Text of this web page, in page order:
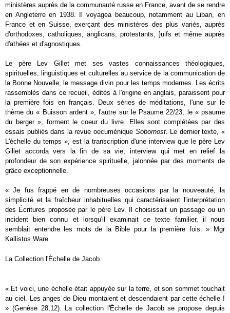
ministères auprès de la communauté russe en France, avant de se rendre
en Angleterre en 1938. Il voyagea beaucoup, notamment au Liban, en
France et en Suisse, exerçant des ministères des plus variés, auprès
d'orthodoxes, catholiques, anglicans, protestants, }uifs et même auprès
d'athées et d'agnostiques.
Le père Lev Gillet met ses vastes connaissances théologiques,
spirituelles, linguistiques et culturelles au service de la communication de
la Bonne Nouvelle, le message divin pour les temps modernes. Les écrits
rassemblés dans ce recueil, édités à l'origine en anglais, paraissent pour
la première fois en français. Deux séries de méditations, l'une sur le
thème du « Buisson ardent », l'autre sur le Psaume 22/23, le « psaume
du berger », forment le coeur du livre. Elles sont complétées par des
essais publiés dans la revue oecuménique Sobornost. Le dernier texte, «
L'échelle du temps », est la transcription d'une interview que le père Lev
Gillet accorda vers la fin de sa vie, interview qui met en relief la
profondeur de son expérience spirituelle, jalonnée par des moments de
grâce exceptionnelle.
« Je fus frappé en de nombreuses occasions par la nouveauté, la
simplicité et la fraîcheur inhabituelles qui caractérisaient l'interprétation
des Écritures proposée par le père Lev. Il choisissait un passage ou un
incident bien connu et lorsqu'il examinait ce texte familier, il nous
semblait entendre les mots de la Bible pour la première fois. » Mgr
Kallistos Ware
La Collection l'Échelle de Jacob
« Et voici, une échelle était appuyée sur la terre, et son sommet touchait
au ciel. Les anges de Dieu montaient et descendaient par cette échelle !
» (Genèse 28,12). La collection l'Échelle de Jacob se propose depuis